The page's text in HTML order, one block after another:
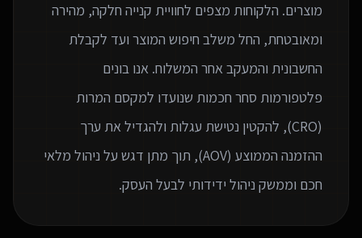
מוצרים. הלקוחות מצפים לחוויית קנייה חלקה, מהירה
ומאובטחת, החל משלב חיפוש המוצר ועד לקבלת
החשבונית והמעקב אחר המשלוח. אנו בונים
פלטפורמות סחר חכמות שנועדו למקסם המרות
(CRO), להקטין נטישת עגלות ולהגדיל את ערך
ההזמנה הממוצע (AOV), תוך מתן דגש על ניהול מלאי
חכם וממשק ניהול ידידותי לבעל העסק.